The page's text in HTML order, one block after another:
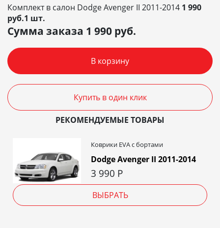
Комплект в салон Dodge Avenger II 2011-2014 1 990
руб.1 шт.
Сумма заказа 1 990 руб.
В корзину
Купить в один клик
РЕКОМЕНДУЕМЫЕ ТОВАРЫ
Коврики EVA c бортами
Dodge Avenger II 2011-2014
3 990 Р
ВЫБРАТЬ